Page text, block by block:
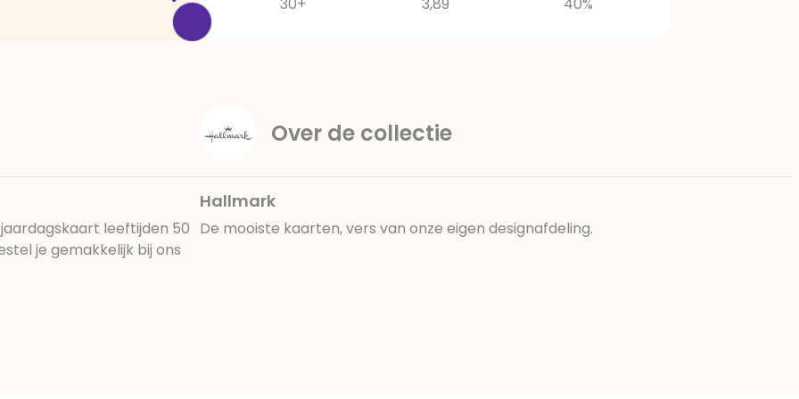
leeftijden 50
je gemakkelijk bij ons
Over de collectie
Hallmark
De mooiste kaarten, vers van onze eigen designafdeling.